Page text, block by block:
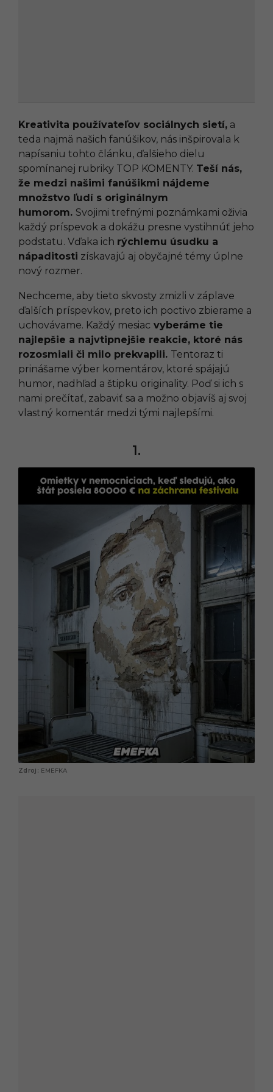
Kreativita používateľov sociálnych sietí, a
teda najmä našich fanúšikov, nás inšpirovala k
napísaniu tohto článku, ďalšieho dielu
spomínanej rubriky TOP KOMENTY. Teší nás,
že medzi našimi fanúšikmi nájdeme
množstvo ľudí s originálnym
humorom. Svojimi trefnými poznámkami oživia
každý príspevok a dokážu presne vystihnúť jeho
podstatu. Vďaka ich rýchlemu úsudku a
nápaditosti získavajú aj obyčajné témy úplne
nový rozmer.
Nechceme, aby tieto skvosty zmizli v záplave
ďalších príspevkov, preto ich poctivo zbierame a
uchovávame. Každý mesiac vyberáme tie
najlepšie a najvtipnejšie reakcie, ktoré nás
rozosmiali či milo prekvapili. Tentoraz ti
prinášame výber komentárov, ktoré spájajú
humor, nadhľad a štipku originality. Poď si ich s
nami prečítať, zabaviť sa a možno objavíš aj svoj
vlastný komentár medzi tými najlepšími.
1.
EMEFKA